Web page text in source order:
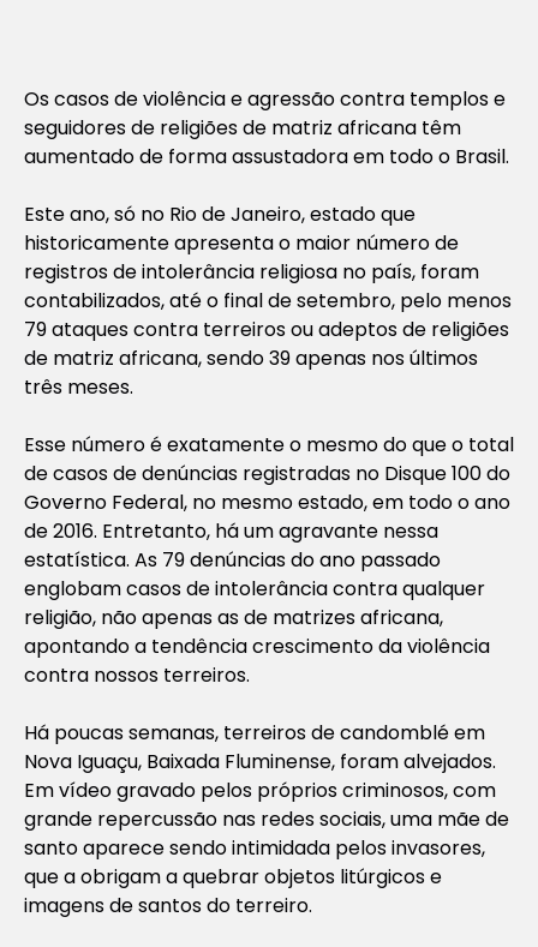
Os casos de violência e agressão contra templos e
seguidores de religiões de matriz africana têm
aumentado de forma assustadora em todo o Brasil.
Este ano, só no Rio de Janeiro, estado que
historicamente apresenta o maior número de
registros de intolerância religiosa no país, foram
contabilizados, até o final de setembro, pelo menos
79 ataques contra terreiros ou adeptos de religiões
de matriz africana, sendo 39 apenas nos últimos
três meses.
Esse número é exatamente o mesmo do que o total
de casos de denúncias registradas no Disque 100 do
Governo Federal, no mesmo estado, em todo o ano
de 2016. Entretanto, há um agravante nessa
estatística. As 79 denúncias do ano passado
englobam casos de intolerância contra qualquer
religião, não apenas as de matrizes africana,
apontando a tendência crescimento da violência
contra nossos terreiros.
Há poucas semanas, terreiros de candomblé em
Nova Iguaçu, Baixada Fluminense, foram alvejados.
Em vídeo gravado pelos próprios criminosos, com
grande repercussão nas redes sociais, uma mãe de
santo aparece sendo intimidada pelos invasores,
que a obrigam a quebrar objetos litúrgicos e
imagens de santos do terreiro.